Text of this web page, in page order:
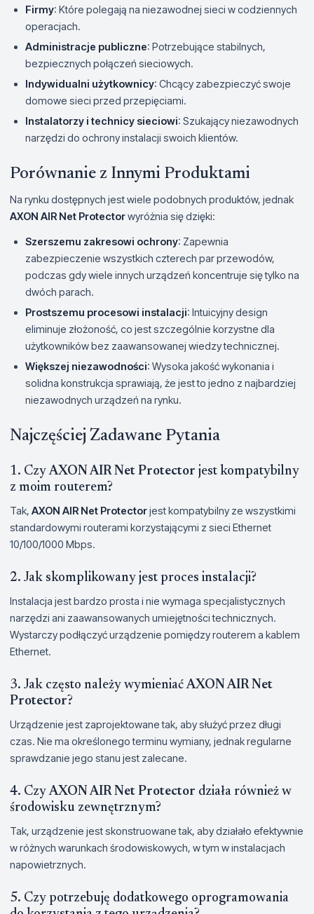
Firmy: Które polegają na niezawodnej sieci w codziennych
operacjach.
Administracje publiczne: Potrzebujące stabilnych,
bezpiecznych połączeń sieciowych.
Indywidualni użytkownicy: Chcący zabezpieczyć swoje
domowe sieci przed przepięciami.
Instalatorzy i technicy sieciowi: Szukający niezawodnych
narzędzi do ochrony instalacji swoich klientów.
Porównanie z Innymi Produktami
Na rynku dostępnych jest wiele podobnych produktów, jednak
AXON AIR Net Protectorwyróżnia się dzięki:
Szerszemu zakresowi ochrony: Zapewnia
zabezpieczenie wszystkich czterech par przewodów,
podczas gdy wiele innych urządzeń koncentruje się tylko na
dwóch parach.
Prostszemu procesowi instalacji: Intuicyjny design
eliminuje złożoność, co jest szczególnie korzystne dla
użytkowników bez zaawansowanej wiedzy technicznej.
Większej niezawodności: Wysoka jakość wykonania i
solidna konstrukcja sprawiają, że jest to jedno z najbardziej
niezawodnych urządzeń na rynku.
Najczęściej Zadawane Pytania
1. CzyAXON AIR Net Protector jest kompatybilny
z moim routerem?
Tak, AXON AIR Net Protectorjest kompatybilny ze wszystkimi
standardowymi routerami korzystającymi z sieci Ethernet
10/100/1000 Mbps.
2. Jak skomplikowany jest proces instalacji?
Instalacja jest bardzo prosta i nie wymaga specjalistycznych
narzędzi ani zaawansowanych umiejętności technicznych.
Wystarczy podłączyć urządzenie pomiędzy routerem a kablem
Ethernet.
3. Jak często należy wymieniaćAXON AIR Net
Protector?
Urządzenie jest zaprojektowane tak, aby służyć przez długi
czas. Nie ma określonego terminu wymiany, jednak regularne
sprawdzanie jego stanu jest zalecane.
4. CzyAXON AIR Net Protector działa również w
środowisku zewnętrznym?
Tak, urządzenie jest skonstruowane tak, aby działało efektywnie
w różnych warunkach środowiskowych, w tym w instalacjach
napowietrznych.
5. Czy potrzebuję dodatkowego oprogramowania